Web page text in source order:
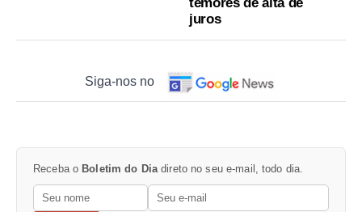
juros
Siga-nos no
Receba o Boletim do Diadireto no seu e-mail, todo dia.